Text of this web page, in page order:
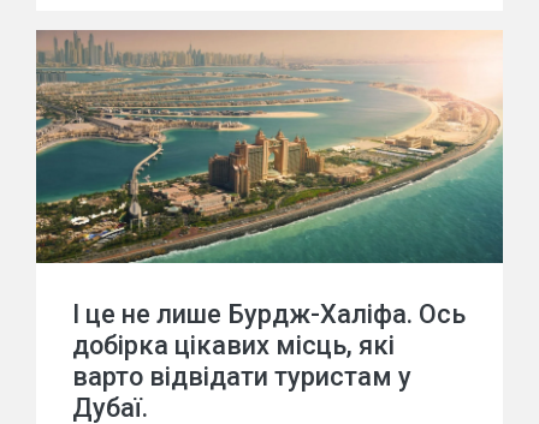
І це не лише Бурдж-Халіфа. Ось
добірка цікавих місць, які
варто відвідати туристам у
Дубаї.